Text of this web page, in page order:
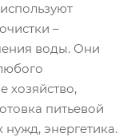
–
воды. Они
хозяйство,
питьевой
энергетика.